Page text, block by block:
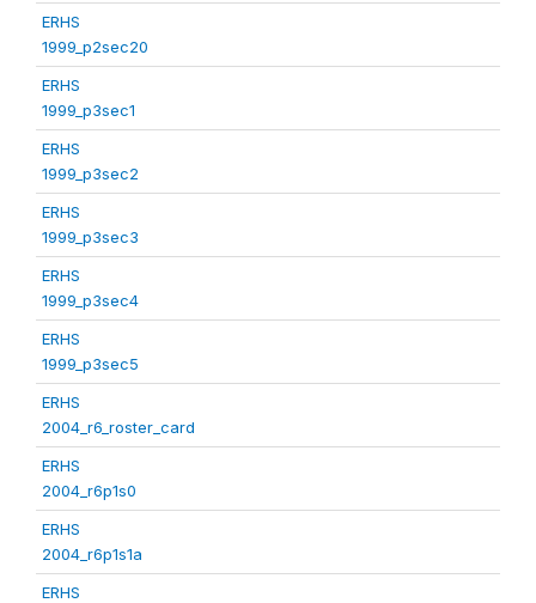
ERHS
1999_p2sec20
ERHS
1999_p3sec1
ERHS
1999_p3sec2
ERHS
1999_p3sec3
ERHS
1999_p3sec4
ERHS
1999_p3sec5
ERHS
2004_r6_roster_card
ERHS
2004_r6p1s0
ERHS
2004_r6p1s1a
ERHS